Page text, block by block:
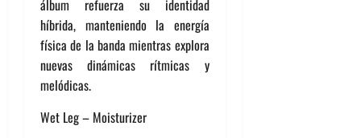
álbum refuerza su identidad
híbrida, manteniendo la energía
física de la banda mientras explora
nuevas dinámicas rítmicas y
melódicas.
Wet Leg – Moisturizer